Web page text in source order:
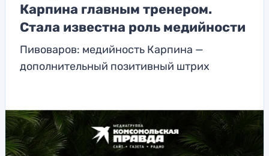
Карпина главным тренером.
Стала известна роль медийности
Пивоваров: медийность Карпина —
дополнительный позитивный штрих